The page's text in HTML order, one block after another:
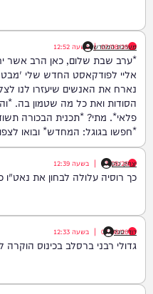
מערכת המחדש
07/08/26
| בשעה 12:52
*ערב שבת שלום, כאן הרב אשר
אליי לפודקאסט החדש שלי
נארח את האנשים שיעזרו לנו
הסודות ואת כל מה שטמון בה.
*חפשו בגוגל: המחדש* ובואו
יצחק כהן
07/08/26
| בשעה 12:39
כך רוסיה עלולה לבחון את
דודי סגל
07/08/26
| בשעה 12:33
גדולי רבני ברסלב בכינוס